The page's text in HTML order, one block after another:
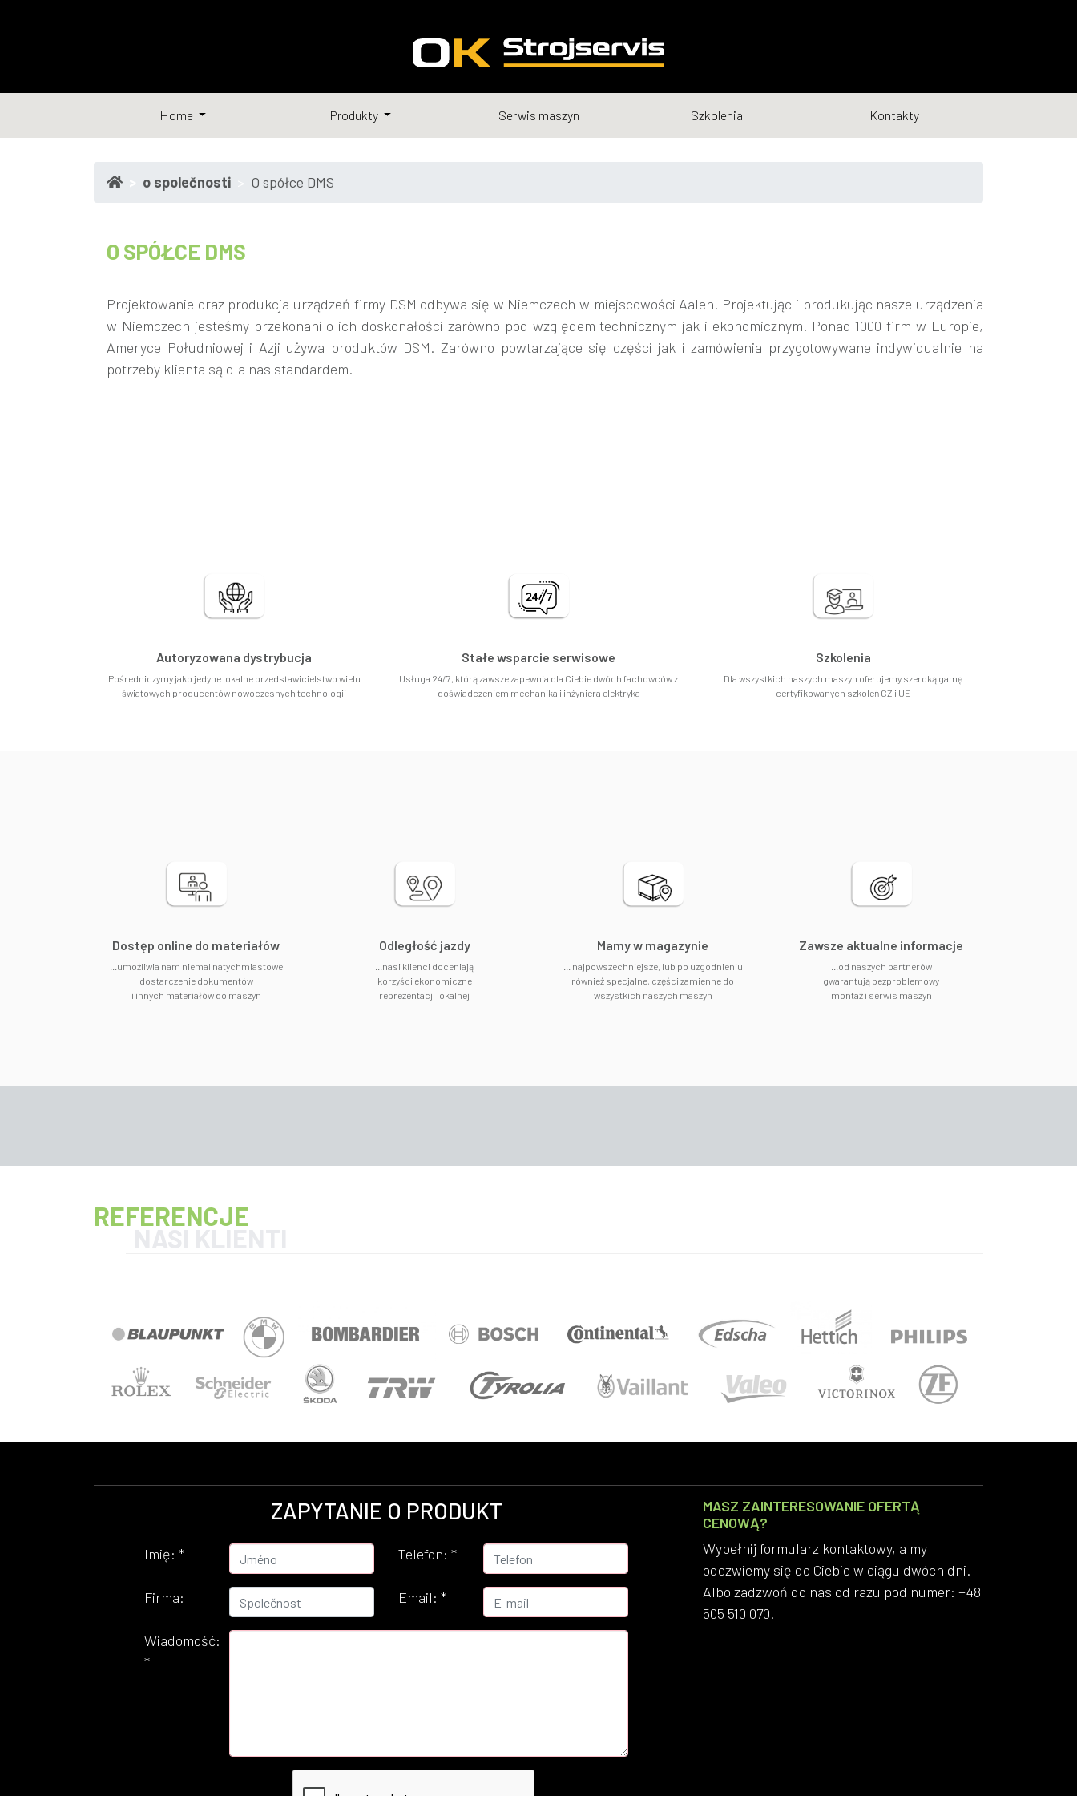
Home Produkty Serwis maszyn Szkolenia Kontakty
o společnosti O spółce DMS
O SPÓŁCE DMS
Projektowanie oraz produkcja urządzeń firmy DSM odbywa się w Niemczech w miejscowości Aalen. Projektując i produkując nasze urządzenia
w Niemczech jesteśmy przekonani o ich doskonałości zarówno pod względem technicznym jak i ekonomicznym. Ponad 1000 firm w Europie,
Ameryce Południowej i Azji używa produktów DSM. Zarówno powtarzające się części jak i zamówienia przygotowywane indywidualnie na
potrzeby klienta są dla nas standardem.
Autoryzowana dystrybucja
Pośredniczymy jako jedyne lokalne przedstawicielstwo wielu
światowych producentów nowoczesnych technologii
Stałe wsparcie serwisowe
Usługa 24/7, którą zawsze zapewnia dla Ciebie dwóch fachowców z
doświadczeniem mechanika i inżyniera elektryka
Szkolenia
Dla wszystkich naszych maszyn oferujemy szeroką gamę
certyfikowanych szkoleń CZ i UE
​Dostęp online do materiałów
...umożliwia nam niemal natychmiastowe
dostarczenie dokumentów
i innych materiałów do maszyn
Odległość jazdy
...nasi klienci doceniają
korzyści ekonomiczne
reprezentacji lokalnej
​Mamy w magazynie
... najpowszechniejsze, lub po uzgodnieniu
również specjalne, części zamienne do
wszystkich naszych maszyn
​Zawsze aktualne informacje
...od naszych partnerów
gwarantują bezproblemowy
montaż i serwis maszyn
REFERENCJE
ZAPYTANIE O PRODUKT
Imię:* Telefon: *
Firma: Email: *
Wiadomość:
*
MASZ ZAINTERESOWANIE OFERTĄ
CENOWĄ?
Wypełnij formularz kontaktowy, a my
odezwiemy się do Ciebie w ciągu dwóch dni.
Albo zadzwoń do nas od razu pod numer: +48
505 510 070.